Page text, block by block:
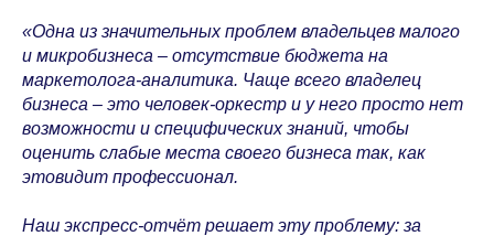
«Одна из значительных проблем владельцев малого
и микробизнеса – отсутствие бюджета на
маркетолога-аналитика. Чаще всего владелец
бизнеса – это человек-оркестр и у него просто нет
возможности и специфических знаний, чтобы
оценить слабые места своего бизнеса так, как
этовидит профессионал.
Наш экспресс-отчёт решает эту проблему: за